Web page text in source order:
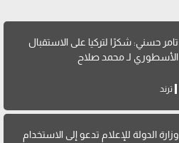
تامر حسني: شكرًا لتركيا على الاستقبال
الأسطوري لـ محمد صلاح
ترند
وزارة الدولة للإعلام تدعو إلى الاستخدام